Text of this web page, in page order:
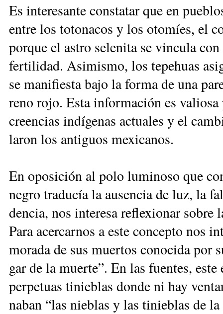
Es in­te­re­san­te cons­ta­tar que en
en­tre los to­to­na­cos y los oto­míes, el
por­que el as­tro se­le­ni­ta se vin­cu­la
fer­ti­li­dad. Asi­mis­mo, los te­pe­huas
se ma­ni­fies­ta ba­jo la for­ma de una
re­no ro­jo. Es­ta in­for­ma­ción es
creen­cias in­dí­ge­nas ac­tua­les y el
la­ron los an­ti­guos me­xi­ca­nos.
En opo­si­ción al po­lo lu­mi­no­so que
ne­gro tra­du­cía la au­sen­cia de luz, la
den­cia, nos in­te­re­sa re­fle­xio­nar so­bre
Pa­ra acer­car­nos a es­te con­cep­to nos
mo­ra­da de sus muer­tos co­no­ci­da
gar de la muer­te”. En las fuen­tes,
per­pe­tuas ti­nie­blas don­de ni hay
na­ban “las nie­blas y las ti­nie­blas de